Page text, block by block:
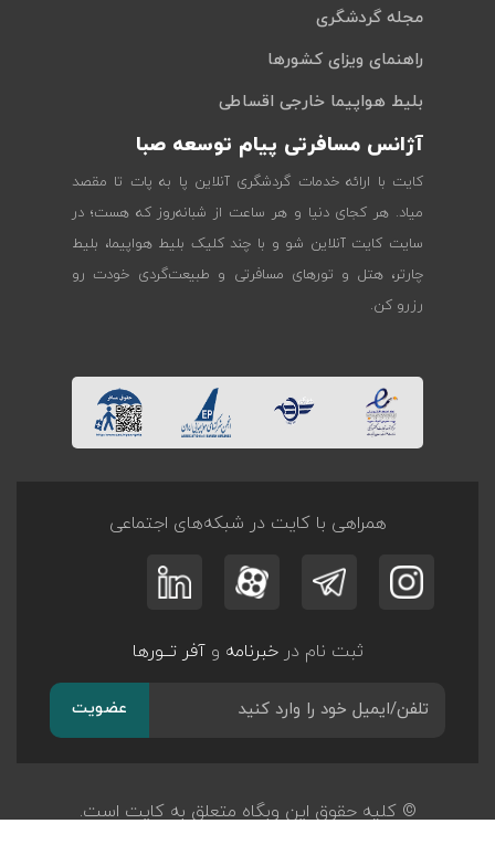
مجله گردشگری
راهنمای ویزای کشورها
بلیط هواپیما خارجی اقساطی
آژانس مسافرتی پیام توسعه صبا
کایت با ارائه خدمات گردشگری آنلاین پا به پات تا مقصد
میاد. هر کجای دنیا و هر ساعت از شبانه‌روز که هست؛ در
سایت کایت آنلاین شو و با چند کلیک بلیط هواپیما، بلیط
چارتر، هتل و تورهای مسافرتی و طبیعت‌گردی خودت رو
رزرو کن.
همراهی با کایت در شبکه‌های اجتماعی
ثبت نام درخبرنامه وآفر تــورها
عضویت
© کلیه حقوق این وبگاه متعلق به کایت است.